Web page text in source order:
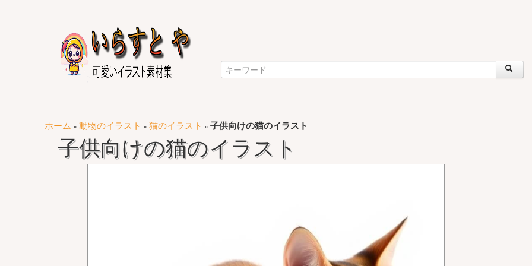
ホーム » 動物のイラスト » 猫のイラスト » 子供向けの猫のイラスト
子供向けの猫のイラスト